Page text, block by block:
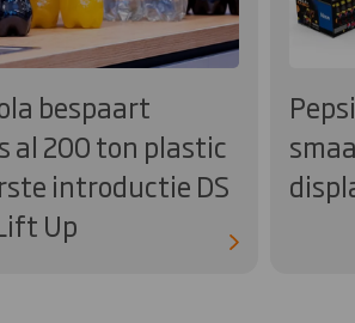
bespaart
al 200 ton plastic
introductie DS
Up